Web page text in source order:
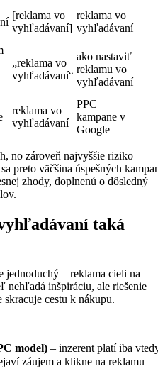
[reklama vo
vyhľadávaní]
reklama vo
vyhľadávaní
„reklama vo
vyhľadávaní“
ako nastaviť
reklamu vo
vyhľadávaní
reklama vo
vyhľadávaní
PPC
kampane v
Google
no zároveň najvyššie riziko
preto väčšina úspešných
zhody, doplnenú o dôsledný
taká
– reklama cieli na
nehľadá inšpiráciu, ale riešenie
cestu k nákupu.
model) – inzerent platí iba
záujem a klikne na reklamu